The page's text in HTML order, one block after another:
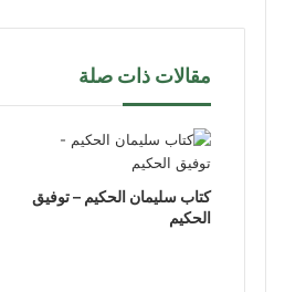
مقالات ذات صلة
كتاب سليمان الحكيم – توفيق
الحكيم